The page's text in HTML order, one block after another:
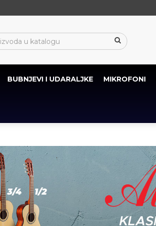
BUBNJEVI I UDARALJKE MIKROFONI